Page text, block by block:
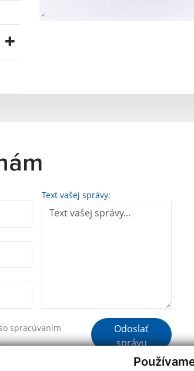
Text vašej správy:
spracúvaním
Odoslať
správu